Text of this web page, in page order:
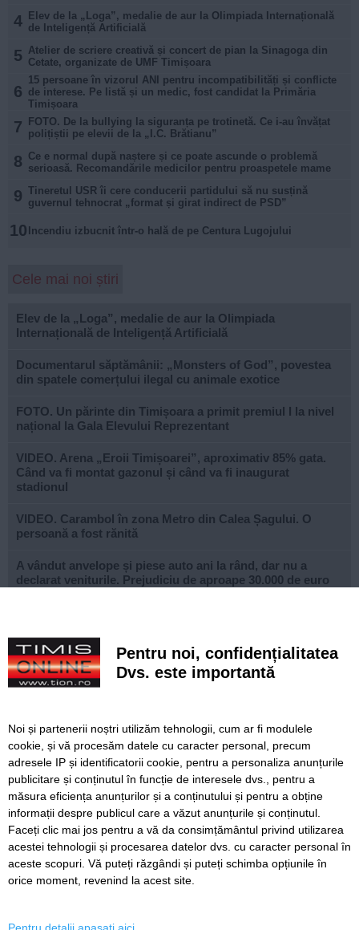
4
Elev de la „Loga”, medalie de aur la Olimpiada Internațională
de Inteligență Artificială
5 Atelier de scriere creativă și concert de pian la Sinagoga din
Cetate, organizate de UMF Timișoara
6
15 persoane în vizorul ANI pentru incompatibilități și conflicte
de interese. Pe listă și un medic, fost candidat la Primăria
Timișoara
7
FOTO. De la bullying la siguranța pe trotinetă. Ce i-au învățat
polițiștii pe elevii de la „I.C. Brătianu”
8 Ce e normal după naștere și ce poate ascunde o problemă
serioasă. Recomandările medicilor pentru proaspetele mame
9 Tineretul USR îi cere conducerii partidului să nu susțină
guvernul tehnocrat „format și girat indirect de PSD”
10 Incendiu izbucnit într-o hală de pe Centura Lugojului
Cele mai noi știri
Elev de la „Loga”, medalie de aur la Olimpiada
Internațională de Inteligență Artificială
Documentarul săptămânii: „Monsters of God”, povestea
din spatele comerțului ilegal cu animale exotice
FOTO. Un părinte din Timișoara a primit premiul I la nivel
național la Gala Elevului Reprezentant
VIDEO. Arena „Eroii Timișoarei”, aproximativ 85% gata.
Când va fi montat gazonul și când va fi inaugurat
stadionul
VIDEO. Carambol în zona Metro din Calea Șagului. O
persoană a fost rănită
A vândut anvelope și piese auto ani la rând, dar nu a
declarat veniturile. Prejudiciu de aproape 30.000 de euro
Un elev și-a ucis bunicii, apoi a deschis focul într-un liceu
din Thailanda. Opt persoane au murit și mai multe au fost
rănite
vigoare pe 31 august. Noul plan de tarifare se aplică de la
1 octombrie
FOTO. Copiii din zona Orșova se pot bucura de un loc de
joacă complet modernizat
SERVICII Redactia
Folosinta Cookie-urilor
Pentru noi, confidențialitatea
Dvs. este importantă
Noi și partenerii noștri utilizăm tehnologii, cum ar fi modulele
cookie, și vă procesăm datele cu caracter personal, precum
adresele IP și identificatorii cookie, pentru a personaliza anunțurile
publicitare și conținutul în funcție de interesele dvs., pentru a
măsura eficiența anunțurilor și a conținutului și pentru a obține
informații despre publicul care a văzut anunțurile și conținutul.
Faceți clic mai jos pentru a vă da consimțământul privind utilizarea
acestei tehnologii și procesarea datelor dvs. cu caracter personal în
aceste scopuri. Vă puteți răzgândi și puteți schimba opțiunile în
orice moment, revenind la acest site.